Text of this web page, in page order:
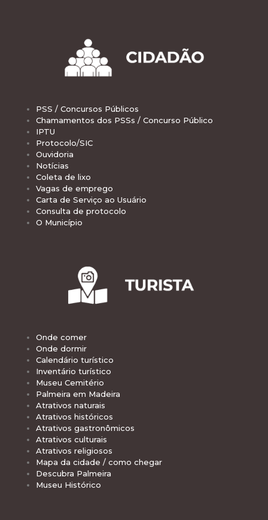
PSS / Concursos Públicos
Chamamentos dos PSSs / Concurso Público
IPTU
Protocolo/SIC
Ouvidoria
Notícias
Coleta de lixo
Vagas de emprego
Carta de Serviço ao Usuário
Consulta de protocolo
O Município
Onde comer
Onde dormir
Calendário turístico
Inventário turístico
Museu Cemitério
Palmeira em Madeira
Atrativos naturais
Atrativos históricos
Atrativos gastronômicos
Atrativos culturais
Atrativos religiosos
Mapa da cidade / como chegar
Descubra Palmeira
Museu Histórico